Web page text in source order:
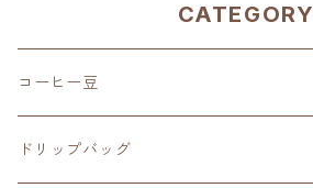
CATEGORY
コーヒー豆
深煎り（French Roast）
ドリップバッグ